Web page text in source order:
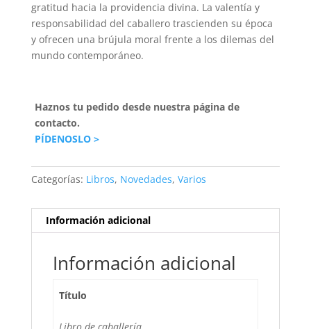
gratitud hacia la providencia divina. La valentía y
responsabilidad del caballero trascienden su época
y ofrecen una brújula moral frente a los dilemas del
mundo contemporáneo.
Haznos tu pedido desde nuestra página de
contacto.
PÍDENOSLO >
Categorías: Libros, Novedades, Varios
Información adicional
Información adicional
Título